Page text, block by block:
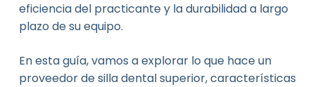
eficiencia del practicante y la durabilidad a largo
plazo de su equipo.
En esta guía, vamos a explorar lo que hace un
proveedor de silla dental superior, características